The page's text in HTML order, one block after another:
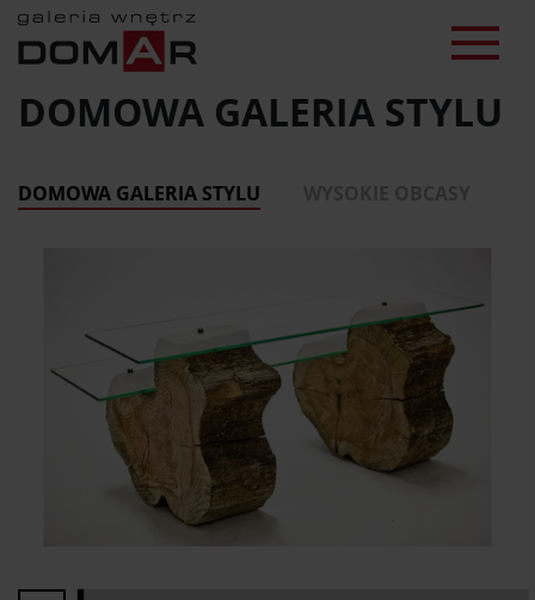
DOMOWA GALERIA STYLU
DOMOWA GALERIA STYLU